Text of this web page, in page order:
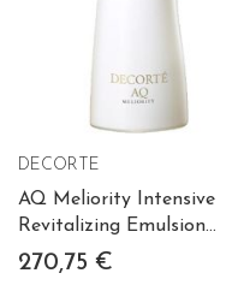
DECORTE
AQ Meliority Intensive
Revitalizing Emulsion
200ml
270,75 €